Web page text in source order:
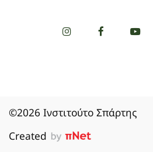
©2026 Ινστιτούτο Σπάρτης
Created